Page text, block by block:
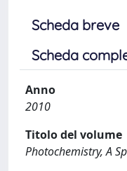
Scheda breve
Scheda
Anno
2010
Titolo del volume
Photochemistry, A